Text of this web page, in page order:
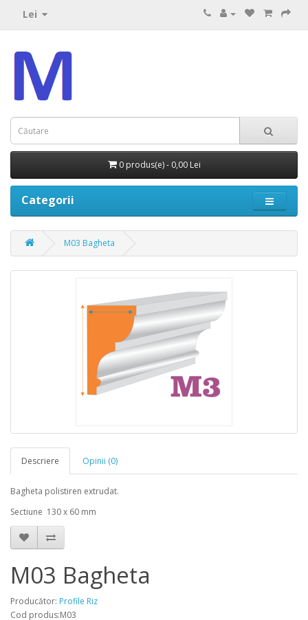
Lei
0 produs(e) - 0,00 Lei
Categorii
M03 Bagheta
Descriere Opinii (0)
Bagheta polistiren extrudat.
Sectiune 130 x 60 mm
M03 Bagheta
Producător: Profile Riz
Cod produs:M03